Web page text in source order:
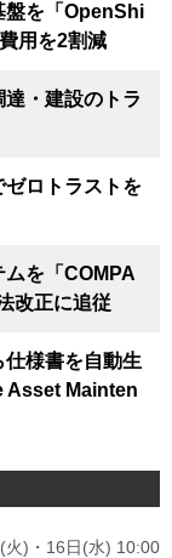
盤を「OpenShi
用を2割減
・建設のトラ
ロトラストを
を「COMPA
改正に追従
仕様書を自動生
Asset Mainten
火)・16日(水) 10:00